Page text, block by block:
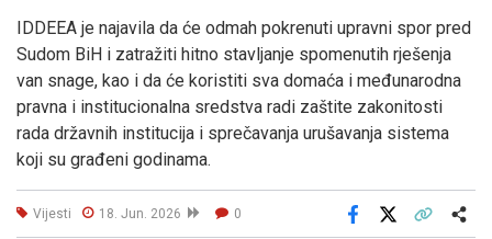
IDDEEA je najavila da će odmah pokrenuti upravni spor pred
Sudom BiH i zatražiti hitno stavljanje spomenutih rješenja
van snage, kao i da će koristiti sva domaća i međunarodna
pravna i institucionalna sredstva radi zaštite zakonitosti
rada državnih institucija i sprečavanja urušavanja sistema
koji su građeni godinama.
Vijesti 18. Jun. 2026 0
Facebook